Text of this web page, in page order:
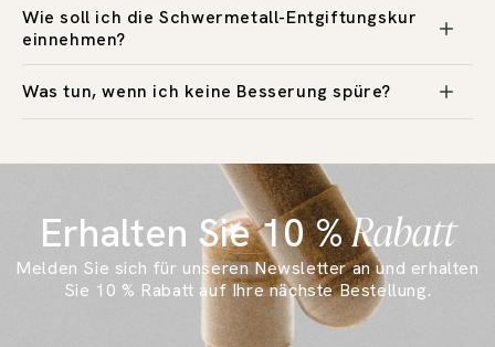
Wie soll ich die Schwermetall-Entgiftungskur
einnehmen?
Was tun, wenn ich keine Besserung spüre?
Erhalten Sie 10 %Rabatt
Melden Sie sich für unseren Newsletter an und erhalten
Sie 10 % Rabatt auf Ihre nächste Bestellung.